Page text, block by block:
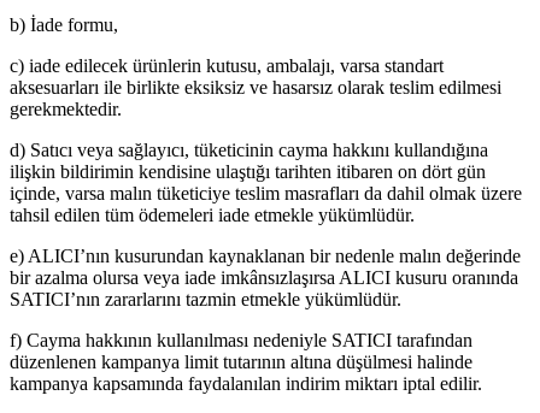
b) İade formu,
c) iade edilecek ürünlerin kutusu, ambalajı, varsa standart
aksesuarları ile birlikte eksiksiz ve hasarsız olarak teslim edilmesi
gerekmektedir.
d) Satıcı veya sağlayıcı, tüketicinin cayma hakkını kullandığına
ilişkin bildirimin kendisine ulaştığı tarihten itibaren on dört gün
içinde, varsa malın tüketiciye teslim masrafları da dahil olmak üzere
tahsil edilen tüm ödemeleri iade etmekle yükümlüdür.
e) ALICI’nın kusurundan kaynaklanan bir nedenle malın değerinde
bir azalma olursa veya iade imkânsızlaşırsa ALICI kusuru oranında
SATICI’nın zararlarını tazmin etmekle yükümlüdür.
f) Cayma hakkının kullanılması nedeniyle SATICI tarafından
düzenlenen kampanya limit tutarının altına düşülmesi halinde
kampanya kapsamında faydalanılan indirim miktarı iptal edilir.